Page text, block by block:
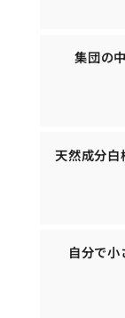
集団の
天然成分白
自分で